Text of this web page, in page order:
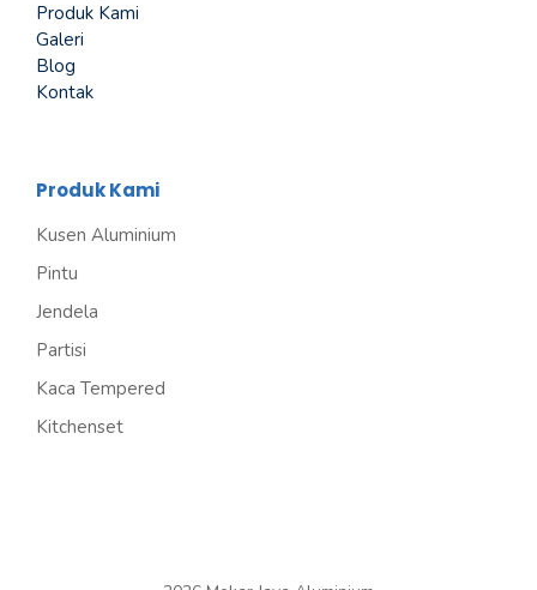
Produk Kami
Galeri
Blog
Kontak
Produk Kami
Kusen Aluminium
Pintu
Jendela
Partisi
Kaca Tempered
Kitchenset